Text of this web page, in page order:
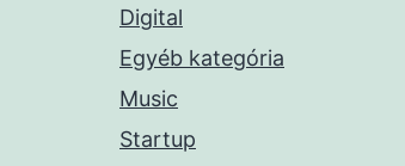
Digital
Egyéb kategória
Music
Startup